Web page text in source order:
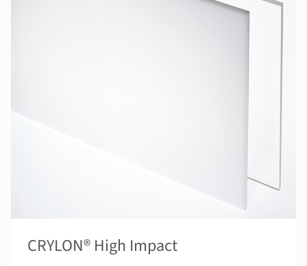
CRYLON® High Impact